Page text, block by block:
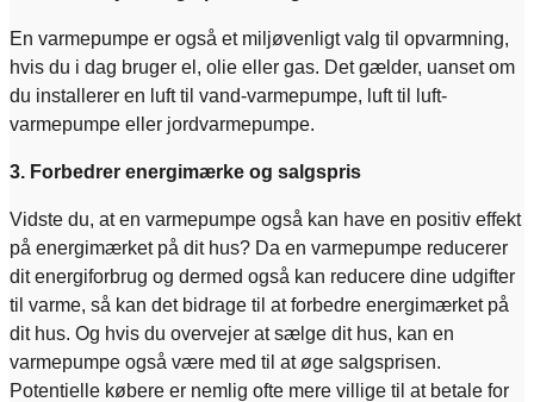
En varmepumpe er også et miljøvenligt valg til opvarmning,
hvis du i dag bruger el, olie eller gas. Det gælder, uanset om
du installerer en luft til vand-varmepumpe, luft til luft-
varmepumpe eller jordvarmepumpe.
3. Forbedrer energimærke og salgspris
Vidste du, at en varmepumpe også kan have en positiv effekt
på energimærket på dit hus? Da en varmepumpe reducerer
dit energiforbrug og dermed også kan reducere dine udgifter
til varme, så kan det bidrage til at forbedre energimærket på
dit hus. Og hvis du overvejer at sælge dit hus, kan en
varmepumpe også være med til at øge salgsprisen.
Potentielle købere er nemlig ofte mere villige til at betale for